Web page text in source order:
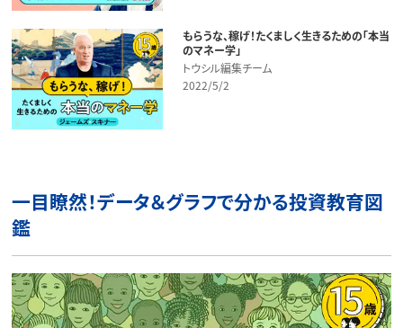
もらうな、稼げ！たくましく生きるための「本当
のマネー学」
トウシル編集チーム
2022/5/2
一目瞭然！データ＆グラフで分かる投資教育図
鑑